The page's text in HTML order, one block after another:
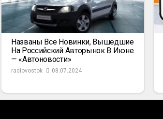
Названы Все Новинки, Вышедшие
На Российский Авторынок В Июне
— «Автоновости»
radiovostok 08.07.2024